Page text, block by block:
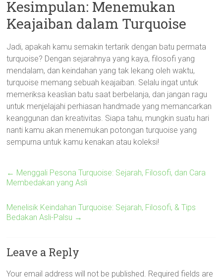
Kesimpulan: Menemukan
Keajaiban dalam Turquoise
Jadi, apakah kamu semakin tertarik dengan batu permata
turquoise? Dengan sejarahnya yang kaya, filosofi yang
mendalam, dan keindahan yang tak lekang oleh waktu,
turquoise memang sebuah keajaiban. Selalu ingat untuk
memeriksa keaslian batu saat berbelanja, dan jangan ragu
untuk menjelajahi perhiasan handmade yang memancarkan
keanggunan dan kreativitas. Siapa tahu, mungkin suatu hari
nanti kamu akan menemukan potongan turquoise yang
sempurna untuk kamu kenakan atau koleksi!
← Menggali Pesona Turquoise: Sejarah, Filosofi, dan Cara
Membedakan yang Asli
Menelisik Keindahan Turquoise: Sejarah, Filosofi, & Tips
Bedakan Asli-Palsu →
Leave a Reply
Your email address will not be published. Required fields are